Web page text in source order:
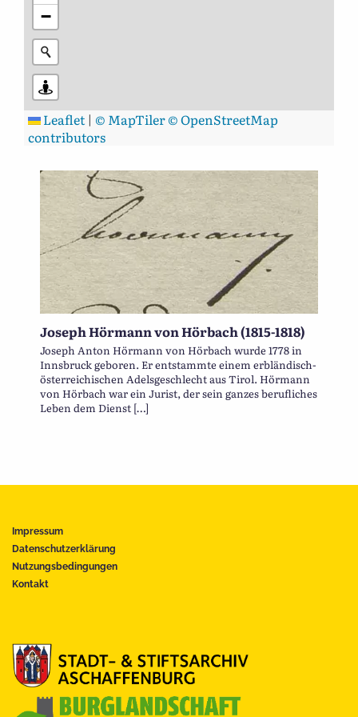
−
Leaflet | © MapTiler© OpenStreetMap
contributors
Joseph Hörmann von Hörbach (1815-1818)
Joseph Anton Hörmann von Hörbach wurde 1778 in
Innsbruck geboren. Er entstammte einem erbländisch-
österreichischen Adelsgeschlecht aus Tirol. Hörmann
von Hörbach war ein Jurist, der sein ganzes berufliches
Leben dem Dienst […]
Impressum
Datenschutzerklärung
Nutzungsbedingungen
Kontakt